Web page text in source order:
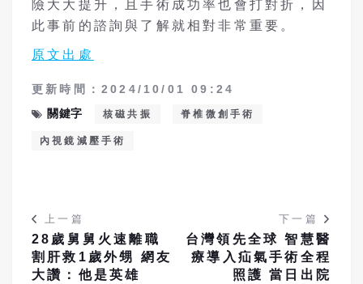
險大大提升，且手術成功率也會打對折，因
此事前的諮詢與了解就相對非常重要。
原文出處
更新時間：2024/10/01 09:24
關鍵字
核磁共振 脊椎微創手術
內視鏡減壓手術
上一篇
28歲舅舅火速離職
割肝救1歲外甥 網友
大讚：他是英雄
下一篇
台灣領先全球 智慧醫
療導入疝氣手術全程
照護 當日出院